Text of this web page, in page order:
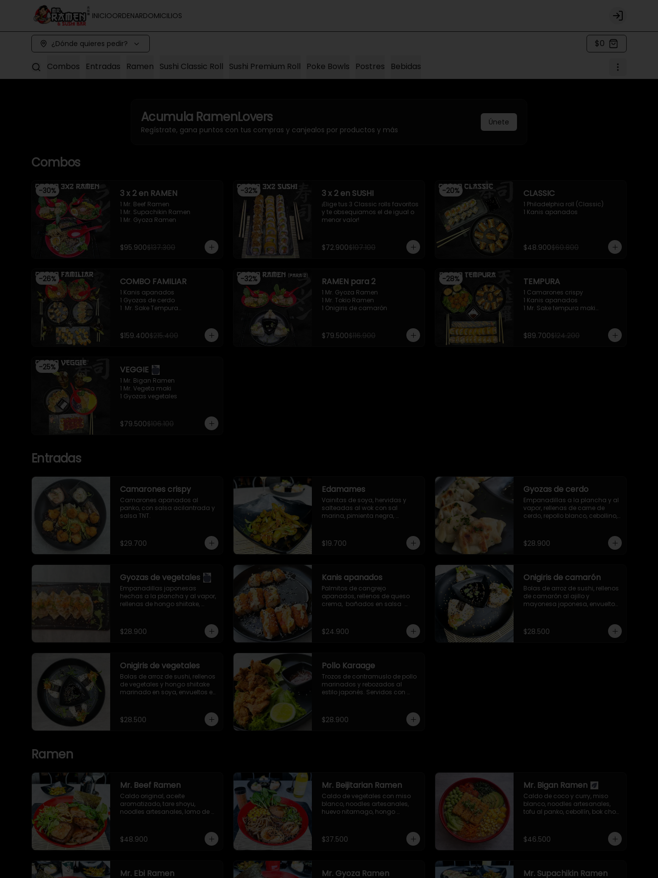
INICIOORDENARDOMICILIOS Login
¿Dónde quieres pedir? $0
Combos Entradas Ramen Sushi Classic Roll Sushi Premium Roll Poke Bowls Postres Bebidas
Acumula RamenLovers
Regístrate, gana puntos con tus compras y canjealos por productos y más
Únete
Combos
-30% 3 x 2 en RAMEN
1 Mr. Beef Ramen
1 Mr. Supachikin Ramen
1 Mr. Gyoza Ramen
$95.900$137.300
-32% 3 x 2 en SUSHI
¡Elige tus 3 Classic rolls favoritos
y te obsequiamos el de igual o
menor valor!
$72.900$107.100
-20% CLASSIC
1 Philadelphia roll (Classic)
1 Kanis apanados
$48.900$60.800
-26% COMBO FAMILIAR
1 Kanis apanados
1 Gyozas de cerdo
1  Mr. Sake Tempura
1 Mr. Beef Ramen
$159.400$215.400
-32% RAMEN para 2
1 Mr. Gyoza Ramen
1 Mr. Tokio Ramen
1 Onigiris de camarón
$79.500$116.900
-28% TEMPURA
1 Camarones crispy
1 Kanis apanados
1 Mr. Sake tempura maki
$89.700$124.200
-25% VEGGIE
1 Mr. Bigan Ramen
1 Mr. Vegeta maki
1 Gyozas vegetales
$79.500$106.100
Entradas
Camarones crispy
Camarones apanados al
panko, con salsa acilantrada y
salsa TNT.
$29.700
Edamames
Vainitas de soya, hervidas y
salteadas al wok con sal
marina, pimienta negra,
$19.700
Gyozas de cerdo
Empanadillas a la plancha y al
vapor, rellenas de carne de
cerdo, repollo blanco, cebollino,
$28.900
Gyozas de vegetales
Empanadillas japonesas
hechas a la plancha y al vapor,
rellenas de hongo shiitake,
ajonjolí. Servidas con salsa
especial de la casa.
$28.900
Kanis apanados
Palmitos de cangrejo
apanados, rellenos de queso
crema,  bañados en salsa
$24.900
Onigiris de camarón
Bolas de arroz de sushi, rellenos
de camarón al ajillo y
mayonesa japonesa, envueltos
$28.500
Onigiris de vegetales
Bolas de arroz de sushi, rellenos
de vegetales y hongo shiitake
marinado en soya, envueltos en
$28.500
Pollo Karaage
Trozos de contramuslo de pollo
marinados y rebozados al
estilo japonés. Servidos con
$28.900
Ramen
Mr. Beef Ramen
Caldo original, aceite
aromatizado, tare shoyu,
noodles artesanales, lomo de
choy, brotes verdes y alga nori.
$48.900
Mr. Beijitarian Ramen
Caldo de vegetales con miso
blanco, noodles artesanales,
huevo nitamago, hongo
ajonjolí y alga nori.
$37.500
Mr. Bigan Ramen
Caldo de coco y curry, miso
blanco, noodles artesanales,
tofu al panko, cebollín, bok choy,
$46.500
Mr. Ebi Ramen Mr. Gyoza Ramen Mr. Supachikin Ramen